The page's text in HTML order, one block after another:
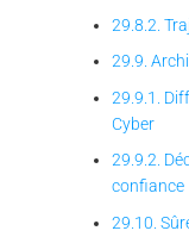
29.8.2.
29.9.
29.9.1.
Cyber
29.9.2.
confiance
29.10.